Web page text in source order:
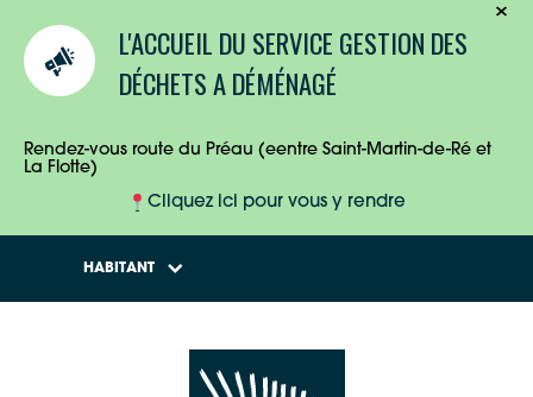
L'ACCUEIL DU SERVICE GESTION DES
DÉCHETS A DÉMÉNAGÉ
Rendez-vous route du Préau (eentre Saint-Martin-de-Ré et
La Flotte)
Cliquez ici pour vous y rendre
HABITANT
ENTREPRISES